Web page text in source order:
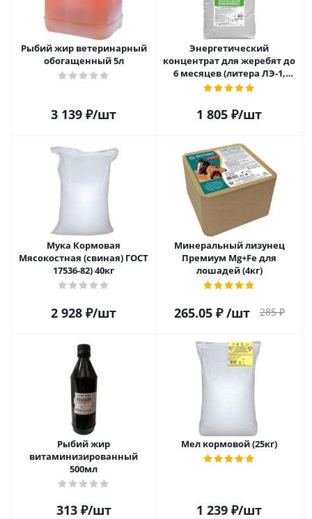
Рыбий жир ветеринарный
обогащенный 5л
3 139 ₽/шт
Энергетический
концентрат для жеребят до
6 месяцев (литера ЛЭ-1,
гранулы, 10кг)
1 805 ₽/шт
Мука Кормовая
Мясокостная (свиная) ГОСТ
17536-82) 40кг
2 928 ₽/шт
Минеральный лизунец
Премиум Mg+Fe для
лошадей (4кг)
265.05₽ /шт 285₽
Рыбий жир
витаминизированный
500мл
313₽/шт
Мел кормовой (25кг)
1 239 ₽/шт